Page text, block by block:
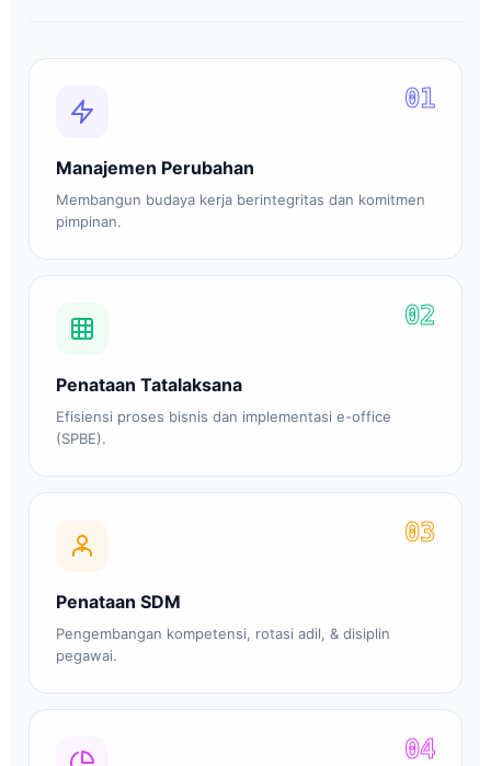
01
Manajemen Perubahan
Membangun budaya kerja berintegritas dan komitmen
pimpinan.
02
Penataan Tatalaksana
Efisiensi proses bisnis dan implementasi e-office
(SPBE).
03
Penataan SDM
Pengembangan kompetensi, rotasi adil, & disiplin
pegawai.
04